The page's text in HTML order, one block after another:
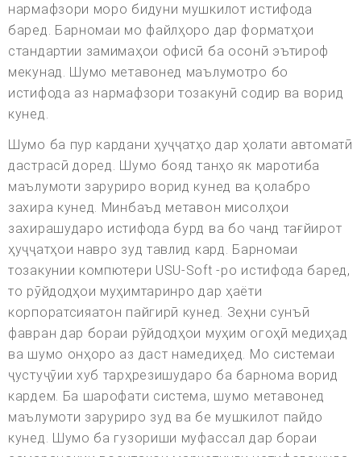
нармафзори моро бидуни мушкилот истифода
баред. Барномаи мо файлҳоро дар форматҳои
стандартии замимаҳои офисӣ ба осонӣ эътироф
мекунад. Шумо метавонед маълумотро бо
истифода аз нармафзори тозакунӣ содир ва ворид
кунед.
Шумо ба пур кардани ҳуҷҷатҳо дар ҳолати автоматӣ
дастрасӣ доред. Шумо бояд танҳо як маротиба
маълумоти заруриро ворид кунед ва қолабро
захира кунед. Минбаъд метавон мисолҳои
захирашударо истифода бурд ва бо чанд тағйирот
ҳуҷҷатҳои навро зуд тавлид кард. Барномаи
тозакунии компютери USU-Soft -ро истифода баред,
то рӯйдодҳои муҳимтаринро дар ҳаёти
корпоратсияатон пайгирӣ кунед. Зеҳни сунъӣ
фавран дар бораи рӯйдодҳои муҳим огоҳӣ медиҳад
ва шумо онҳоро аз даст намедиҳед. Мо системаи
ҷустуҷӯии хуб тарҳрезишударо ба барнома ворид
кардем. Ба шарофати система, шумо метавонед
маълумоти заруриро зуд ва бе мушкилот пайдо
кунед. Шумо ба гузориши муфассал дар бораи